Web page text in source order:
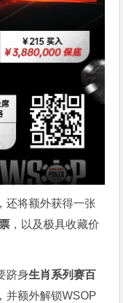
还将额外获得一张
，以及极具收藏价
跻身生肖系列赛百
并额外解锁WSOP